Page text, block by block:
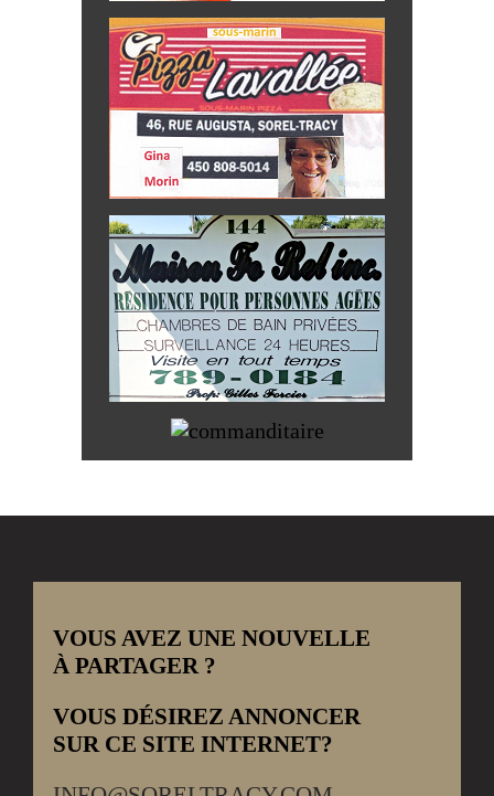
VOUS AVEZ UNE NOUVELLE
À PARTAGER ?
VOUS DÉSIREZ ANNONCER
SUR CE SITE INTERNET?